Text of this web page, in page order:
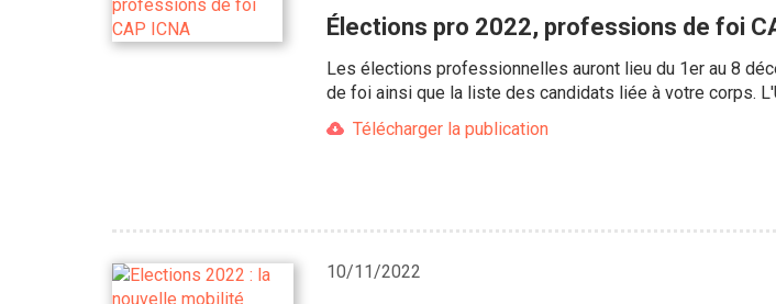
Élections pro 2022, professions de foi
Les élections professionnelles auront lieu du 1er au 8
de foi ainsi que la liste des candidats liée à votre corps.
Télécharger la publication
10/11/2022